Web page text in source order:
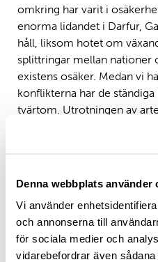
Denna webbplats använder
Vi använder
och annonserna till
för sociala medier och
vidarebefordrar även
omkring har varit i
enorma lidandet i Darfur,
håll, liksom hotet om
splittringar mellan nationer
existens osäker. Medan vi
konflikterna har de
tvärtom. Utrotningen av
är ännu mer angelägna än
bara är mindre än 100 km
forskare och projekt som
och många fler angelägna
motståndskraft börjar i
värdet av det vi gör och
forskning.